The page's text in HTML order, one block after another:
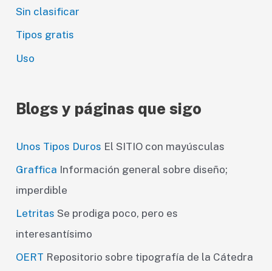
Sin clasificar
Tipos gratis
Uso
Blogs y páginas que sigo
Unos Tipos Duros El SITIO con mayúsculas
Graffica Información general sobre diseño;
imperdible
Letritas Se prodiga poco, pero es
interesantísimo
OERT Repositorio sobre tipografía de la Cátedra